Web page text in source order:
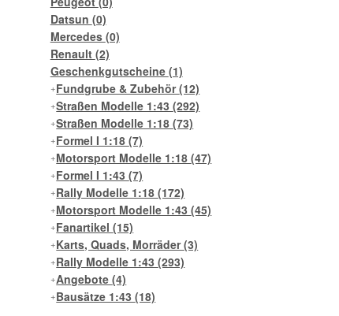
Datsun (0)
Mercedes (0)
Renault (2)
Geschenkgutscheine (1)
Fundgrube & Zubehör(12)
Straßen Modelle 1:43(292)
Straßen Modelle 1:18(73)
Formel I 1:18(7)
Motorsport Modelle 1:18(47)
Formel I 1:43(7)
Rally Modelle 1:18(172)
Motorsport Modelle 1:43(45)
Fanartikel(15)
Karts, Quads, Morräder(3)
Rally Modelle 1:43(293)
Angebote(4)
Bausätze 1:43(18)